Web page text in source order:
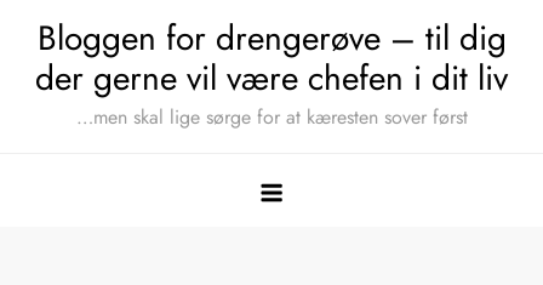
content
Bloggen for drengerøve – til dig
der gerne vil være chefen i dit liv
…men skal lige sørge for at kæresten sover først